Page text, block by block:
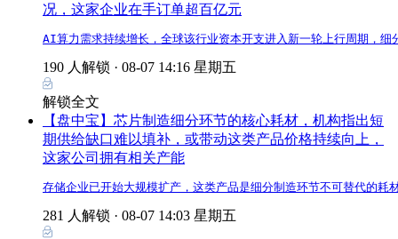
况，这家企业在手订单超百亿元
AI算力需求持续增长，全球该行业资本开支进入新一轮上行周期，
190 人解锁 · 08-07 14:16 星期五
解锁全文
【盘中宝】芯片制造细分环节的核心耗材，机构指出短
期供给缺口难以填补，或带动这类产品价格持续向上，
这家公司拥有相关产能
存储企业已开始大规模扩产，这类产品是细分制造环节不可替代的
281 人解锁 · 08-07 14:03 星期五